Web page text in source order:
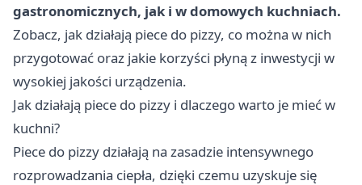
gastronomicznych, jak i w domowych kuchniach.
Zobacz, jak działają piece do pizzy, co można w nich
przygotować oraz jakie korzyści płyną z inwestycji w
wysokiej jakości urządzenia.
Jak działają piece do pizzy i dlaczego warto je mieć w
kuchni?
Piece do pizzy działają na zasadzie intensywnego
rozprowadzania ciepła, dzięki czemu uzyskuje się